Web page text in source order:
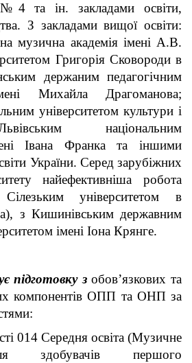
та ін. закладами освіти,
З закладами вищої освіти:
музична академія імені А.В.
Григорія Сковороди в
держаним педагогічним
Михайла Драгоманова;
університетом культури і
національним
Івана Франка та іншими
України. Серед зарубіжних
найефективніша робота
університетом в
з Кишинівським державним
імені Іона Крянге.
підготовку зобов’язкових та
компонентів ОПП та ОНП за
014 Середня освіта (Музичне
здобувачів першого